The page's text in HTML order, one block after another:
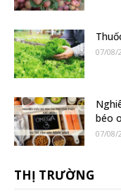
07/08/
béo
07/08/
THỊ TRƯỜNG